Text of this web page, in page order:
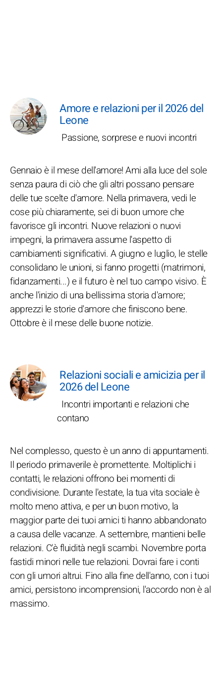
Amore e relazioni per il 2026 del
Leone
Passione, sorprese e nuovi incontri
Gennaio è il mese dell'amore! Ami alla luce del sole
senza paura di ciò che gli altri possano pensare
delle tue scelte d'amore. Nella primavera, vedi le
cose più chiaramente, sei di buon umore che
favorisce gli incontri. Nuove relazioni o nuovi
impegni, la primavera assume l'aspetto di
cambiamenti significativi. A giugno e luglio, le stelle
consolidano le unioni, si fanno progetti (matrimoni,
fidanzamenti...) e il futuro è nel tuo campo visivo. È
anche l'inizio di una bellissima storia d'amore;
apprezzi le storie d'amore che finiscono bene.
Ottobre è il mese delle buone notizie.
Relazioni sociali e amicizia per il
2026 del Leone
Incontri importanti e relazioni che
contano
Nel complesso, questo è un anno di appuntamenti.
Il periodo primaverile è promettente. Moltiplichi i
contatti, le relazioni offrono bei momenti di
condivisione. Durante l'estate, la tua vita sociale è
molto meno attiva, e per un buon motivo, la
maggior parte dei tuoi amici ti hanno abbandonato
a causa delle vacanze. A settembre, mantieni belle
relazioni. C'è fluidità negli scambi. Novembre porta
fastidi minori nelle tue relazioni. Dovrai fare i conti
con gli umori altrui. Fino alla fine dell'anno, con i tuoi
amici, persistono incomprensioni, l'accordo non è al
massimo.